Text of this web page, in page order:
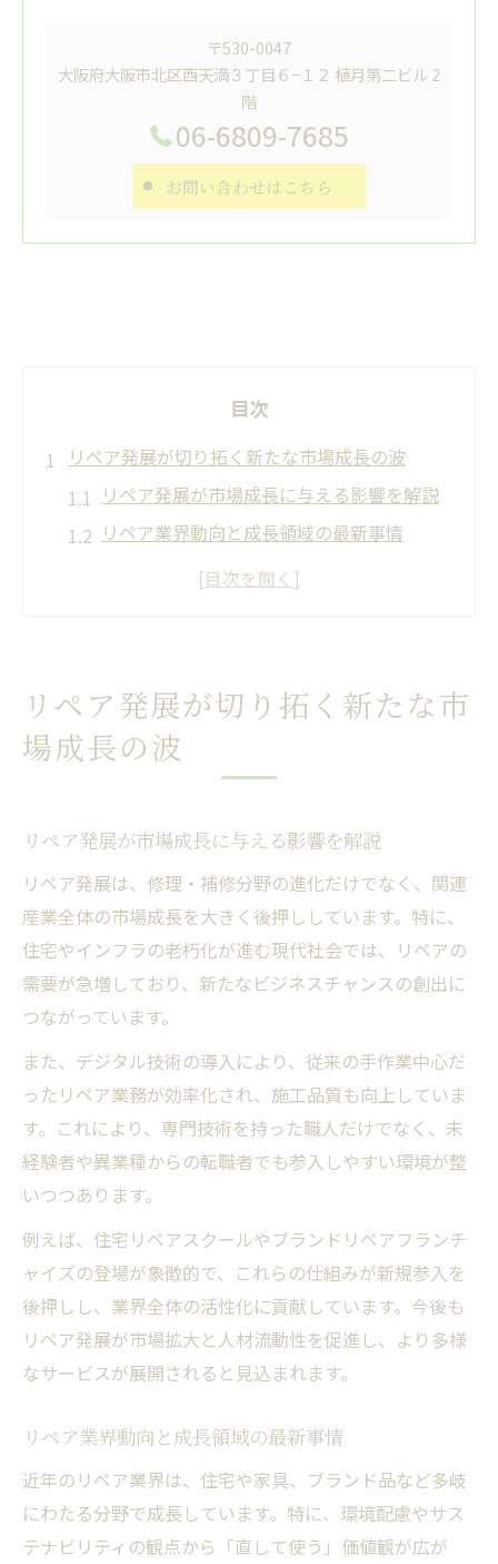
〒530-0047
大阪府大阪市北区西天満３丁目６−１２ 植月第二ビル 2
階
06-6809-7685
お問い合わせはこちら
目次
リペア発展が切り拓く新たな市場成長の波
リペア発展が市場成長に与える影響を解説
リペア業界動向と成長領域の最新事情
ブランドリペアの需要拡大と発展の背景
リペア発展が技術者キャリアに与える恩恵
リペア職人の将来性とキャリア拡大の道筋
リペア職人が感じる仕事のやりがいと現実
リペア発展が導く新しい働き方の形
未来志向のリペアがもたらす持続的進化を探る
リペア発展が推進する持続可能な取組み
住宅リペアスクールで学ぶ新技術の重要性
リペア発展と循環型社会への貢献
リペア業界動向と環境意識の高まり
ブランドリペアに求められる品質基準
リペア業界動向から読み解く将来性と課題
リペア発展と業界動向の最新トレンド徹底
分析
リペア職人将来性と人材不足問題の現状
ブランドリペア分野で直面する課題とは
リペア業界動向から見た新規参入の壁
リペア発展が課題解決に与える期待
点
リペア職人として必要なスキルと心構え
リペア発展がもたらすプロの成長機会
住宅リペアスクールで得られる知識とは
リペア発展が切り拓く新たな市
場成長の波
リペア発展が市場成長に与える影響を解説
リペア発展は、修理・補修分野の進化だけでなく、関連
産業全体の市場成長を大きく後押ししています。特に、
住宅やインフラの老朽化が進む現代社会では、リペアの
需要が急増しており、新たなビジネスチャンスの創出に
つながっています。
また、デジタル技術の導入により、従来の手作業中心だ
ったリペア業務が効率化され、施工品質も向上していま
す。これにより、専門技術を持った職人だけでなく、未
経験者や異業種からの転職者でも参入しやすい環境が整
いつつあります。
例えば、住宅リペアスクールやブランドリペアフランチ
ャイズの登場が象徴的で、これらの仕組みが新規参入を
後押しし、業界全体の活性化に貢献しています。今後も
リペア発展が市場拡大と人材流動性を促進し、より多様
なサービスが展開されると見込まれます。
リペア業界動向と成長領域の最新事情
近年のリペア業界は、住宅や家具、ブランド品など多岐
にわたる分野で成長しています。特に、環境配慮やサス
テナビリティの観点から「直して使う」価値観が広が